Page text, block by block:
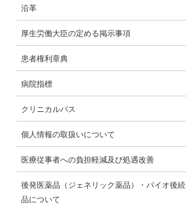
沿革
厚生労働大臣の定める掲示事項
患者権利章典
病院指標
クリニカルパス
個人情報の取扱いについて
医療従事者への負担軽減及び処遇改善
後発医薬品（ジェネリック薬品）・バイオ後続
品について